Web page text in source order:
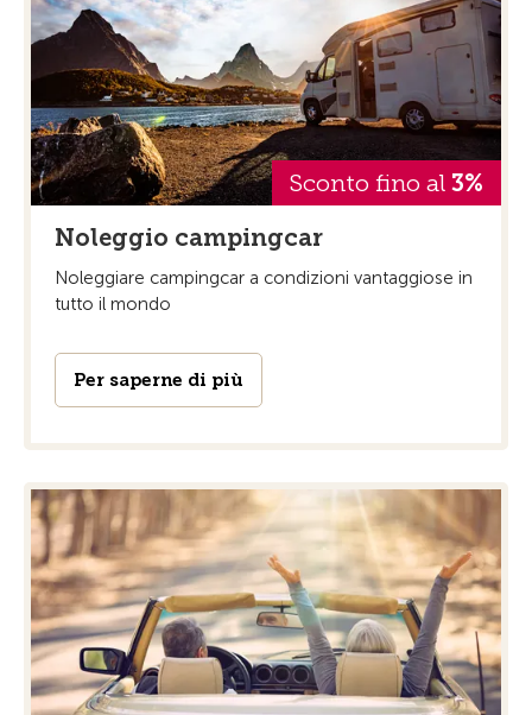
Sconto fino al 3%
Noleggio campingcar
Noleggiare campingcar a condizioni vantaggiose in
tutto il mondo
Per saperne di più